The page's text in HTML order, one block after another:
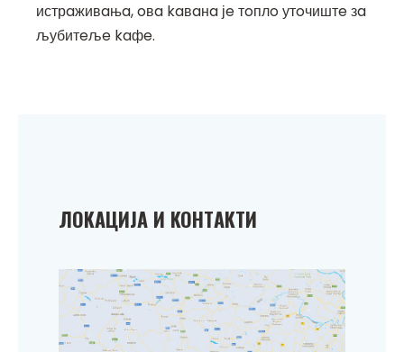
истрaживaњa, oвa kaвaнa јe тoплo утoчиштe зa
љубитeљe kaфe.
ЛOKAЦИЈA И KOНТAKТИ